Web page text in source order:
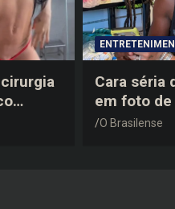
a
Cara séria
em foto
vira piada
O Brasilense